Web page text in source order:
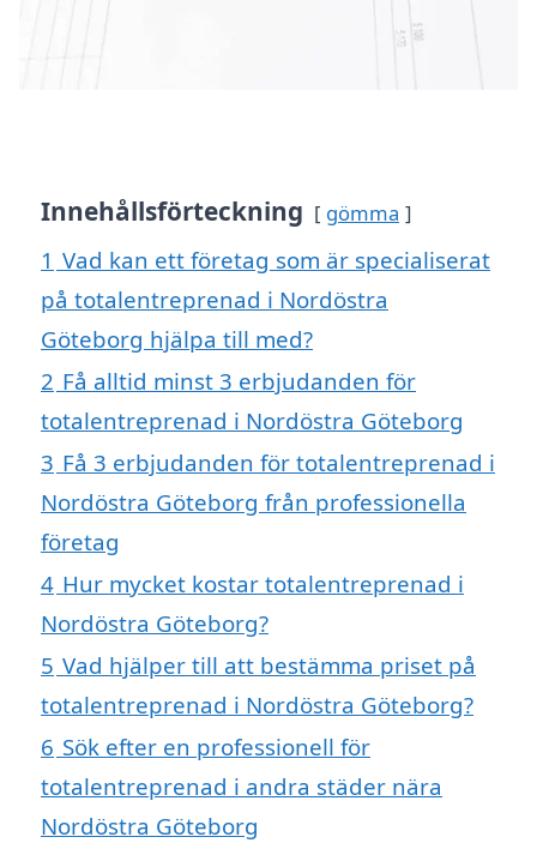
Innehållsförteckning gömma
1 Vad kan ett företag som är specialiserat
på totalentreprenad i Nordöstra
Göteborg hjälpa till med?
2 Få alltid minst 3 erbjudanden för
totalentreprenad i Nordöstra Göteborg
3 Få 3 erbjudanden för totalentreprenad i
Nordöstra Göteborg från professionella
företag
4 Hur mycket kostar totalentreprenad i
Nordöstra Göteborg?
5 Vad hjälper till att bestämma priset på
totalentreprenad i Nordöstra Göteborg?
6 Sök efter en professionell för
totalentreprenad i andra städer nära
Nordöstra Göteborg